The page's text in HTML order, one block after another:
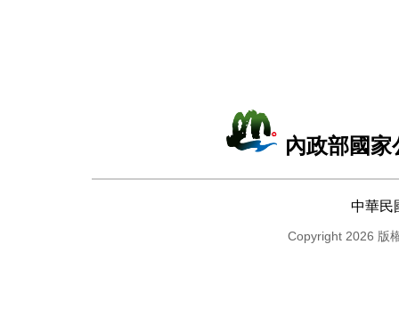
內政部國
中華民
Copyright 2026 版